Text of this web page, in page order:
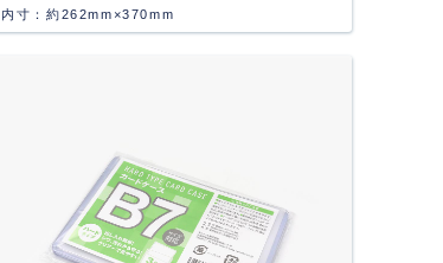
内寸：約262mm×370mm